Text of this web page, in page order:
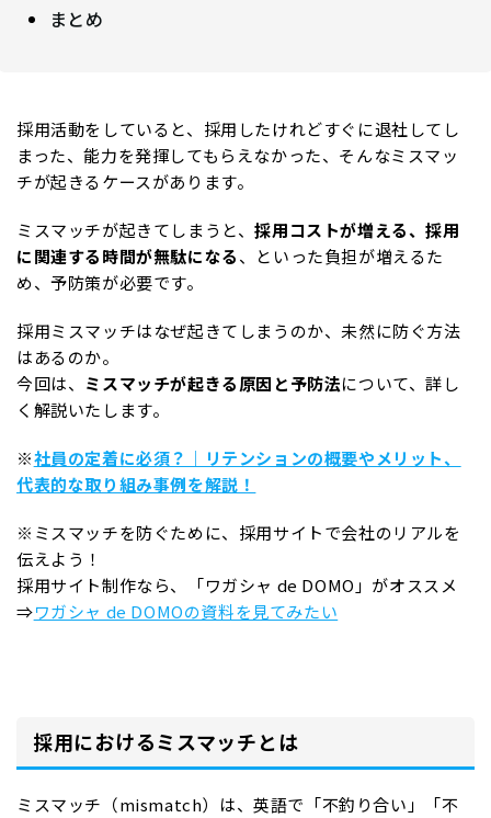
まとめ
採用活動をしていると、採用したけれどすぐに退社してし
まった、能力を発揮してもらえなかった、そんなミスマッ
チが起きるケースがあります。
ミスマッチが起きてしまうと、採用コストが増える、採用
に関連する時間が無駄になる、といった負担が増えるた
め、予防策が必要です。
採用ミスマッチはなぜ起きてしまうのか、未然に防ぐ方法
はあるのか。
今回は、 ミスマッチが起きる原因と予防法について、詳し
く解説いたします。
※社員の定着に必須？｜リテンションの概要やメリット、
代表的な取り組み事例を解説！
※ミスマッチを防ぐために、採用サイトで会社のリアルを
伝えよう！
採用サイト制作なら、「ワガシャ de DOMO」がオススメ
⇒ワガシャ de DOMOの資料を見てみたい
採用におけるミスマッチとは
ミスマッチ（mismatch）は、英語で「不釣り合い」「不